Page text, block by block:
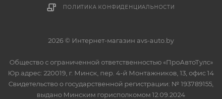
ПОЛИТИКА КОНФИДЕНЦИАЛЬНОСТИ
2026 © Интернет-магазин avs-auto.by
Общество с ограниченной ответственностью «ПроАвтоТулс»
Юр.адрес: 220019, г. Минск, пер. 4-й Монтажников, 13, офис 14
Свидетельство о государственной регистрации: № 193789155,
выдано Минским горисполкомом 12.09.2024